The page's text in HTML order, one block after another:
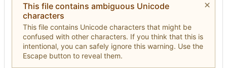
This file contains ambiguous Unicode
characters
This file contains Unicode characters that might be
confused with other characters. If you think that this is
intentional, you can safely ignore this warning. Use the
Escape button to reveal them.